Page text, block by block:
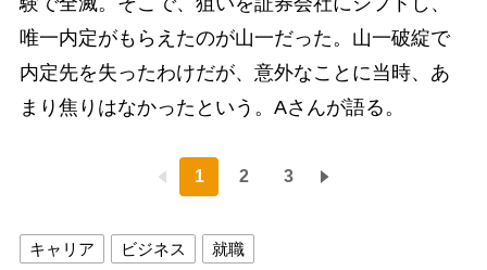
唯一内定がもらえたのが山一だった。山一破綻で
内定先を失ったわけだが、意外なことに当時、あ
まり焦りはなかったという。Aさんが語る。
1 2 3
キャリア ビジネス 就職